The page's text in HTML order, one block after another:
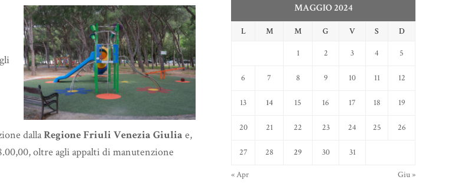
dallaRegione Friuli Venezia Giulia e,
oltre agli appalti di manutenzione
MAGGIO 2024
L M M G V S D
1 2 3 4 5
6 7 8 9 10 11 12
13 14 15 16 17 18 19
20 21 22 23 24 25 26
27 28 29 30 31
« Apr Giu »